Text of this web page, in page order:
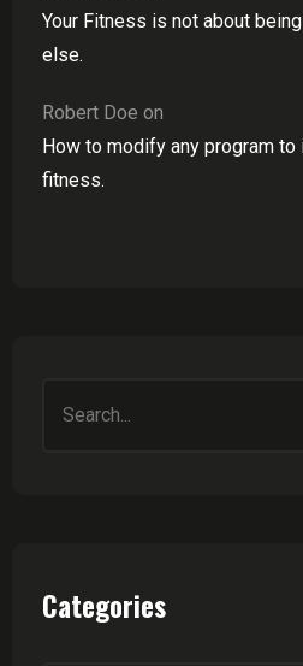
Your Fitness is not about
else.
Robert Doe on
How to modify any program
fitness.
for:
Categories